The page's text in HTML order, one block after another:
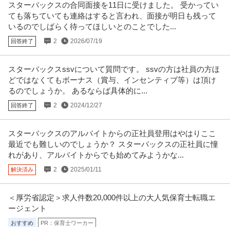
スターバックスの合同面接を11日に受けました。 受かってい
ても落ちていても連絡はすると言われ、面接が明日も残って
いるのでしばらく待ってほしいとのことでした...
回答終了 2 2026/07/19
スターバックスssvについて質問です。 ssvの方は社員の方ほ
どではなくてもボーナス（賞与、インセンティブ等）は頂け
るのでしょうか。 あるならば具体的に...
回答終了 2 2024/12/27
スターバックスのアルバイトからの正社員登用はやはりここ
最近でも難しいのでしょうか？ スターバックスの正社員に憧
れがあり、アルバイトからでも始めてみようかな...
解決済み 2 2025/01/11
＜厚労省認定＞求人件数20,000件以上の大人気保育士転職エ
ージェント
おすすめ PR：保育士ワーカー